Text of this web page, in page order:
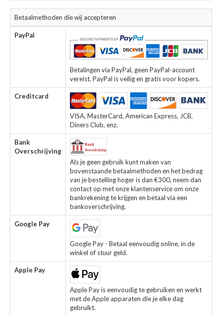
Betaalmethoden die wij accepteren
PayPal
Betalingen via PayPal, geen PayPal-account
vereist. PayPal is veilig en gratis voor kopers.
Creditcard
VISA, MasterCard, American Express, JCB,
Diners Club, enz.
Bank
Overschrijving
Als je geen gebruik kunt maken van
bovenstaande betaalmethoden en het bedrag
van je bestelling hoger is dan €300, neem dan
contact op met onze klantenservice om onze
bankrekening te krijgen en betaal via een
bankoverschrijving.
Google Pay
Google Pay - Betaal eenvoudig online, in de
winkel of stuur geld.
Apple Pay
Apple Pay is eenvoudig te gebruiken en werkt
met de Apple apparaten die je elke dag
gebruikt.